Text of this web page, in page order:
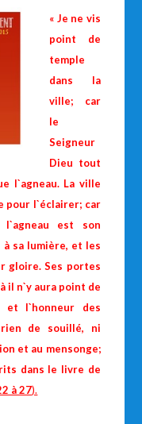
« Je ne vis
point de
temple
dans la
ville; car
le
Seigneur
Dieu tout
l`agneau. La ville
pour l`éclairer; car
est son
sa lumière, et les
gloire. Ses portes
il n`y aura point de
l`honneur des
de souillé, ni
et au mensonge;
dans le livre de
à 27).